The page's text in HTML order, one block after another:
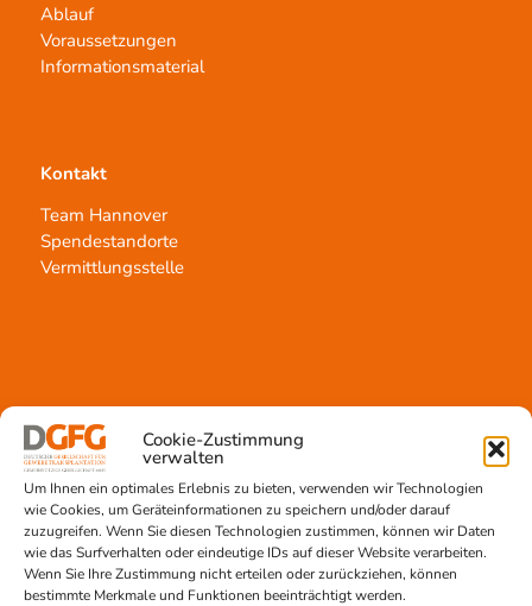
Cookie-Zustimmung
verwalten
Um Ihnen ein optimales Erlebnis zu bieten, verwenden wir Technologien
wie Cookies, um Geräteinformationen zu speichern und/oder darauf
zuzugreifen. Wenn Sie diesen Technologien zustimmen, können wir Daten
wie das Surfverhalten oder eindeutige IDs auf dieser Website verarbeiten.
Wenn Sie Ihre Zustimmung nicht erteilen oder zurückziehen, können
bestimmte Merkmale und Funktionen beeinträchtigt werden.
Ablauf
Voraussetzungen
Informationsmaterial
Kontakt
Team Hannover
Spendestandorte
Vermittlungsstelle
Gewebetransplantation
Gewebeprozessierung
Transplantatvermittlung
Transplantat bestellen